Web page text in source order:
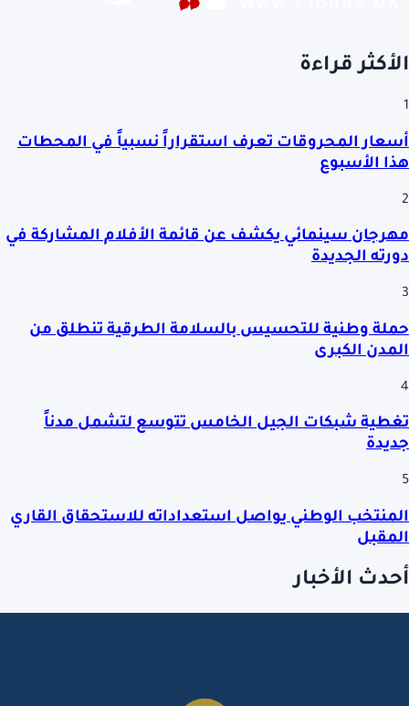
الأكثر قراءة
1
أسعار المحروقات تعرف استقراراً نسبياً في المحطات
هذا الأسبوع
2
مهرجان سينمائي يكشف عن قائمة الأفلام المشاركة في
دورته الجديدة
3
حملة وطنية للتحسيس بالسلامة الطرقية تنطلق من
المدن الكبرى
4
تغطية شبكات الجيل الخامس تتوسع لتشمل مدناً
جديدة
5
المنتخب الوطني يواصل استعداداته للاستحقاق القاري
المقبل
أحدث الأخبار